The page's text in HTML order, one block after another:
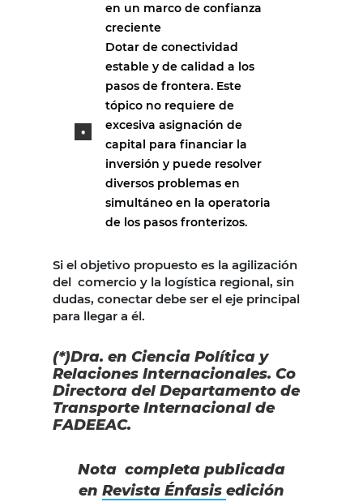
en un marco de confianza
creciente
Dotar de conectividad
estable y de calidad a los
pasos de frontera. Este
tópico no requiere de
excesiva asignación de
capital para financiar la
inversión y puede resolver
diversos problemas en
simultáneo en la operatoria
de los pasos fronterizos.
Si el objetivo propuesto es la agilización
del comercio y la logística regional, sin
dudas, conectar debe ser el eje principal
para llegar a él.
(*)Dra. en Ciencia Política y
Relaciones Internacionales. Co
Directora del Departamento de
Transporte Internacional de
FADEEAC.
Nota completa publicada
en Revista Énfasis edición